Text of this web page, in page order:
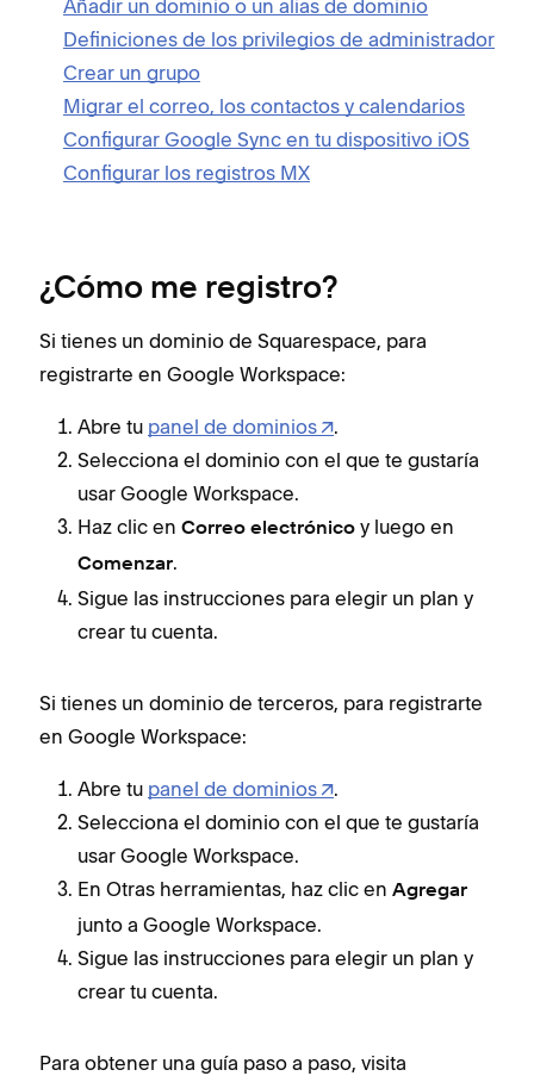
Añadir un dominio o un alias de dominio
Definiciones de los privilegios de administrador
Crear un grupo
Migrar el correo, los contactos y calendarios
Configurar Google Sync en tu dispositivo iOS
Configurar los registros MX
¿Cómo me registro?
Si tienes un dominio de Squarespace, para
registrarte en Google Workspace:
Abre tu panel de dominios
.
Selecciona el dominio con el que te gustaría
usar Google Workspace.
Haz clic en Correo electrónico y luego en
Comenzar.
Sigue las instrucciones para elegir un plan y
crear tu cuenta.
Si tienes un dominio de terceros, para registrarte
en Google Workspace:
Abre tu panel de dominios
.
Selecciona el dominio con el que te gustaría
usar Google Workspace.
En Otras herramientas, haz clic en Agregar
junto a Google Workspace.
Sigue las instrucciones para elegir un plan y
crear tu cuenta.
Para obtener una guía paso a paso, visita